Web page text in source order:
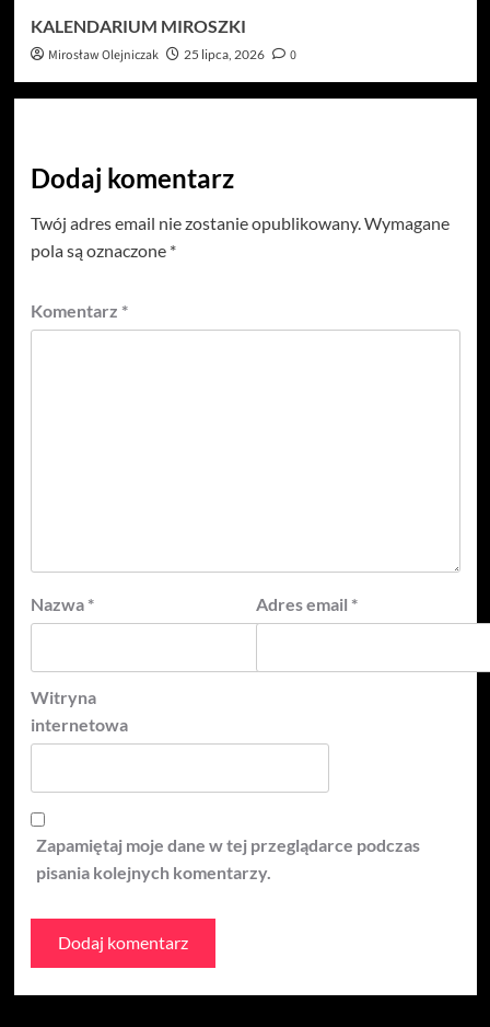
KALENDARIUM MIROSZKI
Mirosław Olejniczak 25 lipca, 2026 0
Dodaj komentarz
Twój adres email nie zostanie opublikowany. Wymagane
pola są oznaczone *
Komentarz *
Nazwa * Adres email *
Witryna
internetowa
Zapamiętaj moje dane w tej przeglądarce podczas
pisania kolejnych komentarzy.